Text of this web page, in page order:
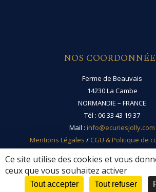
NOS
Ferme de Beauvais
14230 La Cambe
NORMANDIE – FRANCE
Tél : 06 33 43 19 37
Mail :info@ecuriesjolly.com
Mentions Légales / CGU & Politique de
Ce site utilise des cookies et vous
ceux que vous souhaitez activer
Tout accepter Tout refuser